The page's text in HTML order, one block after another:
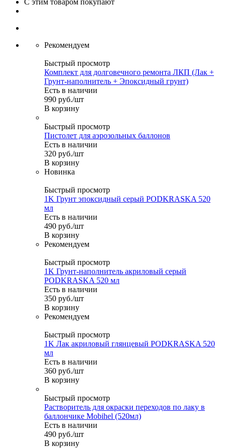
Рекомендуем
Быстрый просмотр
Комплект для долговечного ремонта ЛКП (Лак +
Грунт-наполнитель + Эпоксидный грунт)
Есть в наличии
990 руб./шт
В корзину
Быстрый просмотр
Пистолет для аэрозольных баллонов
Есть в наличии
320 руб./шт
В корзину
Новинка
Быстрый просмотр
1K Грунт эпоксидный серый PODKRASKA 520
мл
Есть в наличии
490 руб./шт
В корзину
Рекомендуем
Быстрый просмотр
1K Грунт-наполнитель акриловый серый
PODKRASKA 520 мл
Есть в наличии
350 руб./шт
В корзину
Рекомендуем
Быстрый просмотр
1K Лак акриловый глянцевый PODKRASKA 520
мл
Есть в наличии
360 руб./шт
В корзину
Быстрый просмотр
Растворитель для окраски переходов по лаку в
баллончике Mobihel (520мл)
Есть в наличии
490 руб./шт
В корзину